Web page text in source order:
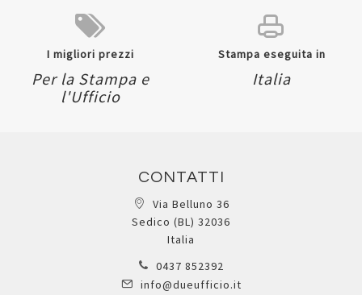
I migliori prezzi
Per la Stampa e
l'Ufficio
Stampa eseguita in
Italia
CONTATTI
Via Belluno 36
Sedico (BL) 32036
Italia
0437 852392
info@dueufficio.it